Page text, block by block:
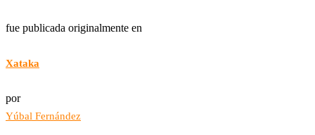
fue publicada originalmente en
Xataka
por
Yúbal Fernández